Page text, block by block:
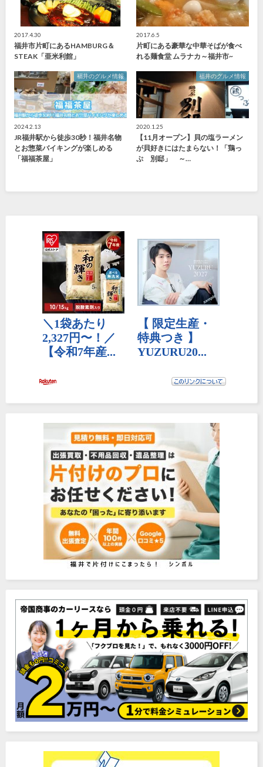
2017.4.30
福井市片町にあるHAMBURG＆
STEAK「亜米利館」
2017.6.5
片町にある豪華な中華そばが食べ
れる麺食堂 ムラナカ～福井市~
福井のグルメ情報
2024.2.13
JR福井駅から徒歩30秒！福井名物
とお惣菜バイキングが楽しめる
「福福茶屋」
福井のグルメ情報
2020.1.25
【11月オープン】貝の塩ラーメン
が貝好きにはたまらない！「鶏っ
ぷ 別邸」 ～…